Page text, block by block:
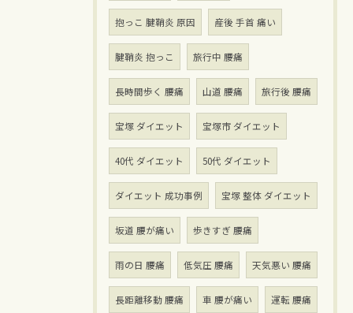
抱っこ 腱鞘炎 原因 産後 手首 痛い
腱鞘炎 抱っこ 旅行中 腰痛
長時間歩く 腰痛 山道 腰痛 旅行後 腰痛
宝塚 ダイエット 宝塚市 ダイエット
40代 ダイエット 50代 ダイエット
ダイエット 成功事例 宝塚 整体 ダイエット
坂道 腰が痛い 歩きすぎ 腰痛
雨の日 腰痛 低気圧 腰痛 天気悪い 腰痛
長距離移動 腰痛 車 腰が痛い 運転 腰痛